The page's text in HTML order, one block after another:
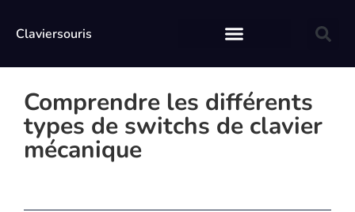
Claviersouris
Comprendre les différents
types de switchs de clavier
mécanique